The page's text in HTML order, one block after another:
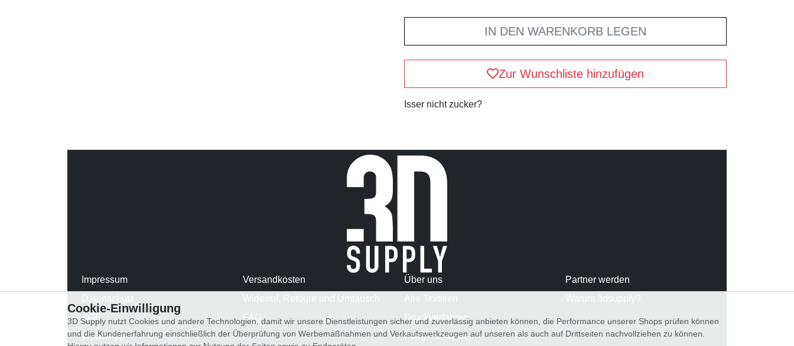
IN DEN WARENKORB LEGEN
Zur Wunschliste hinzufügen
Isser nicht zucker?
Impressum
AGB
WhatsApp
Versandkosten
FAQ
Über uns
Druckverfahren
Pflegehinweise
Partner werden
Cookie-Einwilligung
3D Supply nutzt Cookies und andere Technologien, damit wir unsere Dienstleistungen sicher und zuverlässig anbieten können, die Performance unserer Shops prüfen können
und die Kundenerfahrung einschließlich der Überprüfung von Werbemaßnahmen und Verkaufswerkzeugen auf unseren als auch auf Drittseiten nachvollziehen zu können.